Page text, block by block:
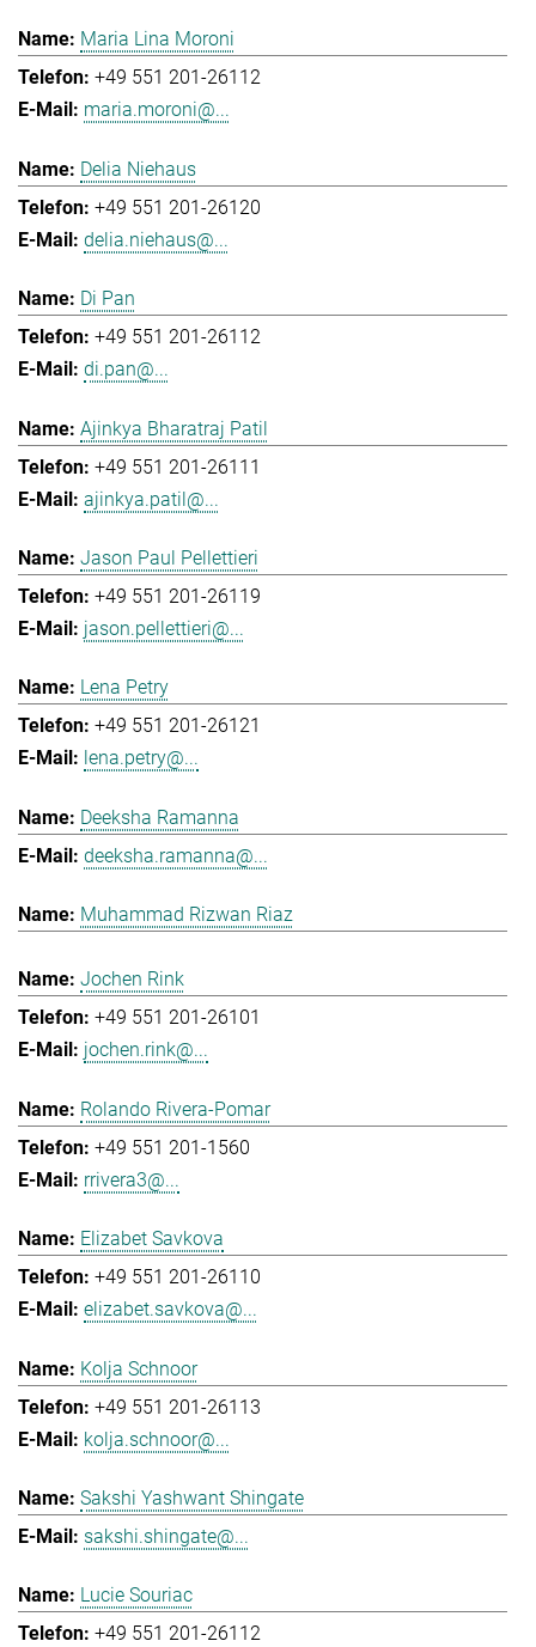
Maria Lina Moroni
+49 551 201-26112
maria.moroni@...
Delia Niehaus
+49 551 201-26120
delia.niehaus@...
Di Pan
+49 551 201-26112
di.pan@...
Ajinkya Bharatraj Patil
+49 551 201-26111
ajinkya.patil@...
Jason Paul Pellettieri
+49 551 201-26119
jason.pellettieri@...
Lena Petry
+49 551 201-26121
lena.petry@...
Deeksha Ramanna
deeksha.ramanna@...
Muhammad Rizwan Riaz
Jochen Rink
+49 551 201-26101
jochen.rink@...
Rolando Rivera-Pomar
+49 551 201-1560
rrivera3@...
Elizabet Savkova
+49 551 201-26110
elizabet.savkova@...
Kolja Schnoor
+49 551 201-26113
kolja.schnoor@...
Sakshi Yashwant Shingate
sakshi.shingate@...
Lucie Souriac
+49 551 201-26112